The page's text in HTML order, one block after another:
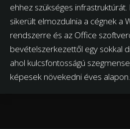
ehhez szükséges
sikerült elmozdulnia a cégnek a
rendszerre és az Office
bevételszerkezettől egy sokkal
ahol kulcsfontosságú
képesek növekedni éves alapon.